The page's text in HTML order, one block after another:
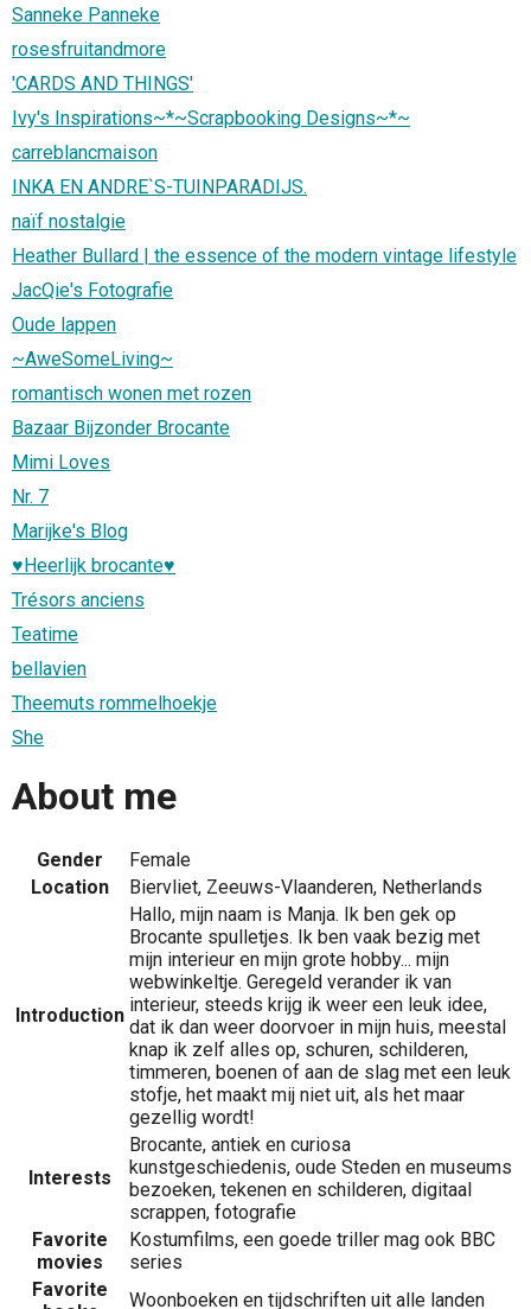
Sanneke Panneke
rosesfruitandmore
'CARDS AND THINGS'
Ivy's Inspirations~*~Scrapbooking Designs~*~
carreblancmaison
INKA EN ANDRE`S-TUINPARADIJS.
naïf nostalgie
Heather Bullard | the essence of the modern vintage lifestyle
JacQie's Fotografie
Oude lappen
~AweSomeLiving~
romantisch wonen met rozen
Bazaar Bijzonder Brocante
Mimi Loves
Nr. 7
Marijke's Blog
♥Heerlijk brocante♥
Trésors anciens
Teatime
bellavien
Theemuts rommelhoekje
She
About me
Gender
Female
Location
Biervliet, Zeeuws-Vlaanderen, Netherlands
Introduction
Hallo, mijn naam is Manja. Ik ben gek op
Brocante spulletjes. Ik ben vaak bezig met
mijn interieur en mijn grote hobby... mijn
webwinkeltje. Geregeld verander ik van
interieur, steeds krijg ik weer een leuk idee,
dat ik dan weer doorvoer in mijn huis, meestal
knap ik zelf alles op, schuren, schilderen,
timmeren, boenen of aan de slag met een leuk
stofje, het maakt mij niet uit, als het maar
gezellig wordt!
Interests
Brocante, antiek en curiosa
kunstgeschiedenis, oude Steden en museums
bezoeken, tekenen en schilderen, digitaal
scrappen, fotografie
Favorite
movies
Kostumfilms, een goede triller mag ook BBC
series
Favorite
Woonboeken en tijdschriften uit alle landen